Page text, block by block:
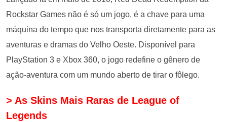
Rockstar Games não é só um jogo, é a chave para uma
máquina do tempo que nos transporta diretamente para as
aventuras e dramas do Velho Oeste. Disponível para
PlayStation 3 e Xbox 360, o jogo redefine o gênero de
ação-aventura com um mundo aberto de tirar o fôlego.
> As Skins Mais Raras de League of
Legends